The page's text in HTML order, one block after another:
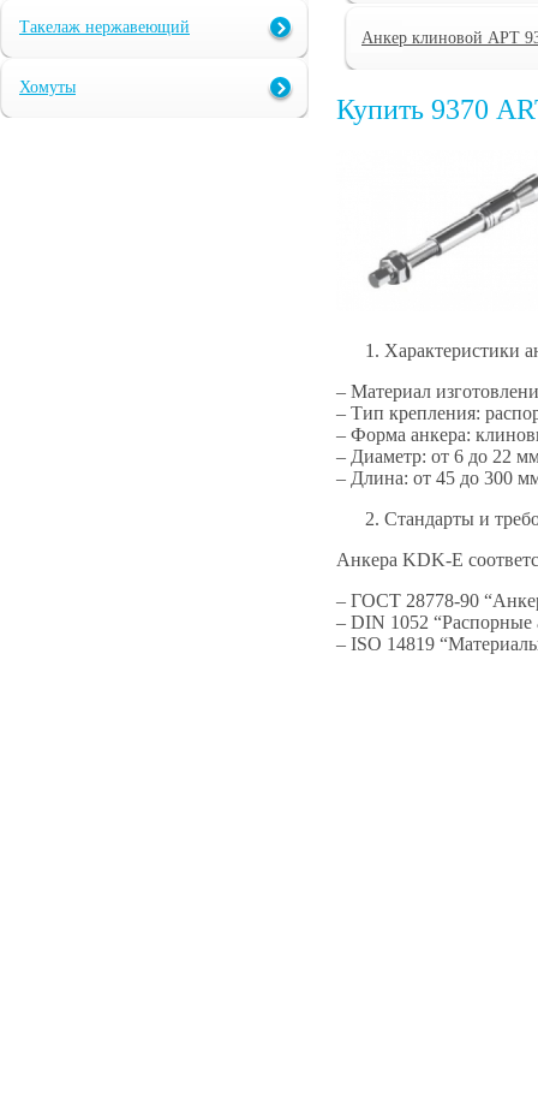
Такелаж нержавеющий
Хомуты
Анкер клиновой АРТ
Купить 9370
Характеристики
– Материал
– Тип крепления:
– Форма анкера:
– Диаметр: от 6 до 22
– Длина: от 45 до 300
Стандарты и
Анкера KDK-E
– ГОСТ 28778-90
– DIN 1052 “Распорные
– ISO 14819